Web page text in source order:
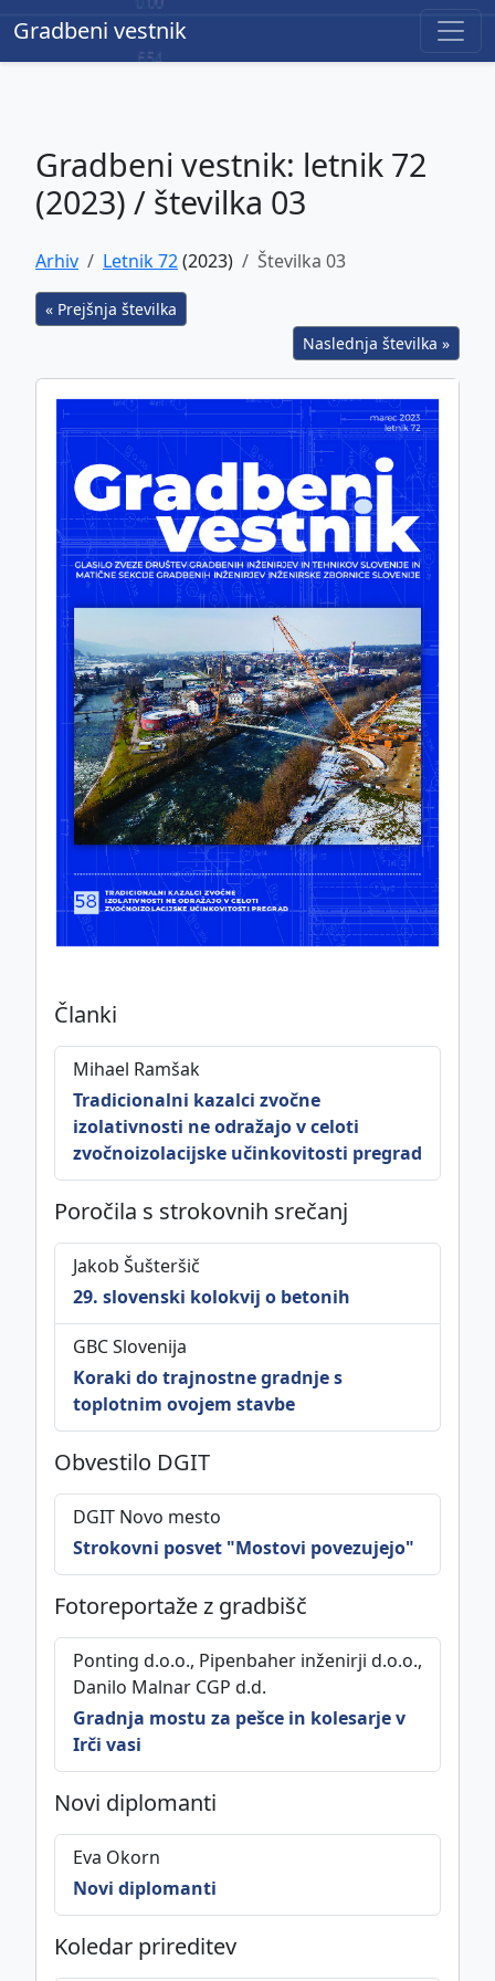
Gradbeni vestnik
Gradbeni vestnik
ISSN: 0017-2774
e-ISSN: 2536-4332
COBISS.SI-ID: 859140
UDK: 05:625
CC BY-SA 4.0
Politika piškotkov
©ZDGITS1951-2026
Gradbeni vestnik: letnik 72
(2023) / številka 03
Arhiv Letnik 72(2023) Številka 03
« Prejšnja številka
Naslednja številka »
Članki
Mihael Ramšak
Tradicionalni kazalci zvočne
izolativnosti ne odražajo v celoti
zvočnoizolacijske učinkovitosti pregrad
Poročila s strokovnih srečanj
Jakob Šušteršič
29. slovenski kolokvij o betonih
GBC Slovenija
Koraki do trajnostne gradnje s
toplotnim ovojem stavbe
Obvestilo DGIT
DGIT Novo mesto
Strokovni posvet "Mostovi povezujejo"
Fotoreportaže z gradbišč
Ponting d.o.o., Pipenbaher inženirji d.o.o.,
Danilo Malnar CGP d.d.
Gradnja mostu za pešce in kolesarje v
Irči vasi
Novi diplomanti
Eva Okorn
Novi diplomanti
Koledar prireditev